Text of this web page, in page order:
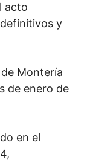
acto
y
Montería
de enero de
en el